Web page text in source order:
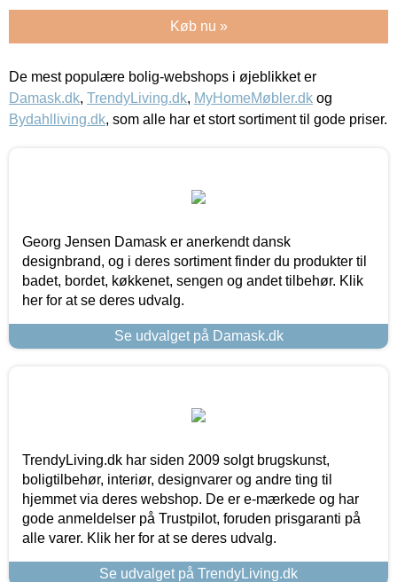
Køb nu »
De mest populære bolig-webshops i øjeblikket er
Damask.dk, TrendyLiving.dk, MyHomeMøbler.dk og
Bydahlliving.dk, som alle har et stort sortiment til gode priser.
Georg Jensen Damask er anerkendt dansk
designbrand, og i deres sortiment finder du produkter til
badet, bordet, køkkenet, sengen og andet tilbehør. Klik
her for at se deres udvalg.
Se udvalget på Damask.dk
TrendyLiving.dk har siden 2009 solgt brugskunst,
boligtilbehør, interiør, designvarer og andre ting til
hjemmet via deres webshop. De er e-mærkede og har
gode anmeldelser på Trustpilot, foruden prisgaranti på
alle varer. Klik her for at se deres udvalg.
Se udvalget på TrendyLiving.dk